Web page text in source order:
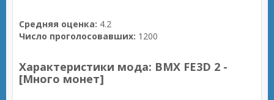
Средняя оценка: 4.2
Число проголосовавших: 1200
Характеристики мода: BMX FE3D 2 -
[Много монет]